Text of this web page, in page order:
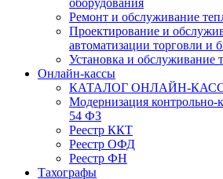
оборудования
Ремонт и обслуживание
Проектирование и
автоматизации торговли и
Установка и обслуживание
Онлайн-кассы
КАТАЛОГ ОНЛАЙН-
Модернизация контрольно-
54 ФЗ
Реестр ККТ
Реестр ОФД
Реестр ФН
Тахографы